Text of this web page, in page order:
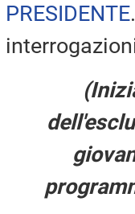
PRESIDENTE